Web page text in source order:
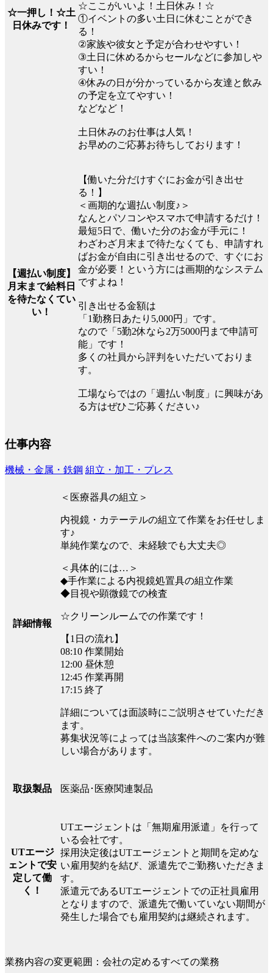
☆一押し！☆土
日休みです！
☆ここがいいよ！土日休み！☆
①イベントの多い土日に休むことができ
る！
②家族や彼女と予定が合わせやすい！
③土日に休めるからセールなどに参加しや
すい！
④休みの日が分かっているから友達と飲み
の予定を立てやすい！
などなど！
土日休みのお仕事は人気！
お早めのご応募お待ちしております！
【週払い制度】
月末まで給料日
を待たなくてい
い！
【働いた分だけすぐにお金が引き出せ
る！】
＜画期的な週払い制度♪＞
なんとパソコンやスマホで申請するだけ！
最短5日で、働いた分のお金が手元に！
わざわざ月末まで待たなくても、申請すれ
ばお金が自由に引き出せるので、すぐにお
金が必要！という方には画期的なシステム
ですよね！
引き出せる金額は
「1勤務日あたり5,000円」です。
なので「5勤2休なら2万5000円まで申請可
能」です！
多くの社員から評判をいただいておりま
す。
工場ならではの「週払い制度」に興味があ
る方はぜひご応募ください♪
仕事内容
機械・金属・鉄鋼 組立・加工・プレス
詳細情報
＜医療器具の組立＞
内視鏡・カテーテルの組立て作業をお任せしま
す♪
単純作業なので、未経験でも大丈夫◎
＜具体的には…＞
◆手作業による内視鏡処置具の組立作業
◆目視や顕微鏡での検査
☆クリーンルームでの作業です！
【1日の流れ】
08:10 作業開始
12:00 昼休憩
12:45 作業再開
17:15 終了
詳細については面談時にご説明させていただき
ます。
募集状況等によっては当該案件へのご案内が難
しい場合があります。
取扱製品 医薬品･医療関連製品
UTエージ
ェントで安
定して働
く！
UTエージェントは「無期雇用派遣」を行って
いる会社です。
採用決定後はUTエージェントと期間を定めな
い雇用契約を結び、派遣先でご勤務いただきま
す。
派遣元であるUTエージェントでの正社員雇用
となりますので、派遣先で働いていない期間が
発生した場合でも雇用契約は継続されます。
業務内容の変更範囲：会社の定めるすべての業務